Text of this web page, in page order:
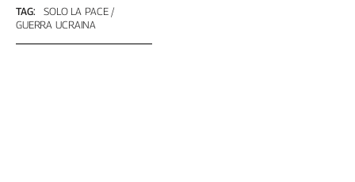
D'Aosta
Veneto
TAG:
SOLO LA PACE
GUERRA UCRAINA